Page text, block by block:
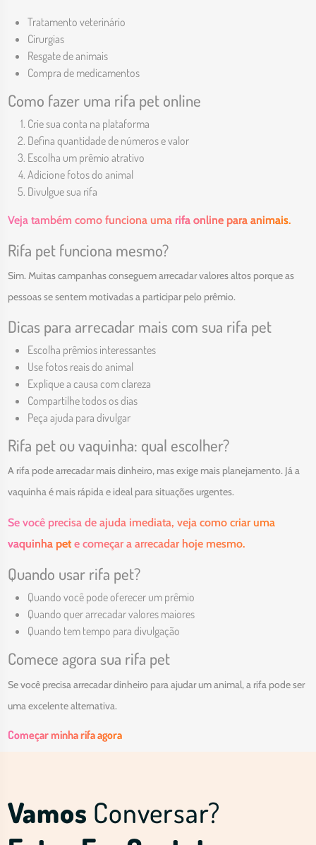
Tratamento veterinário
Cirurgias
Resgate de animais
Compra de medicamentos
Como fazer uma rifa pet online
Crie sua conta na plataforma
Defina quantidade de números e valor
Escolha um prêmio atrativo
Adicione fotos do animal
Divulgue sua rifa
Veja também como funciona uma rifa online para animais.
Rifa pet funciona mesmo?
Sim. Muitas campanhas conseguem arrecadar valores altos porque as
pessoas se sentem motivadas a participar pelo prêmio.
Dicas para arrecadar mais com sua rifa pet
Escolha prêmios interessantes
Use fotos reais do animal
Explique a causa com clareza
Compartilhe todos os dias
Peça ajuda para divulgar
Rifa pet ou vaquinha: qual escolher?
A rifa pode arrecadar mais dinheiro, mas exige mais planejamento. Já a
vaquinha é mais rápida e ideal para situações urgentes.
Se você precisa de ajuda imediata, veja como criar uma
vaquinha pet e começar a arrecadar hoje mesmo.
Quando usar rifa pet?
Quando você pode oferecer um prêmio
Quando quer arrecadar valores maiores
Quando tem tempo para divulgação
Comece agora sua rifa pet
Se você precisa arrecadar dinheiro para ajudar um animal, a rifa pode ser
uma excelente alternativa.
Começar minha rifa agora
Vamos Conversar?